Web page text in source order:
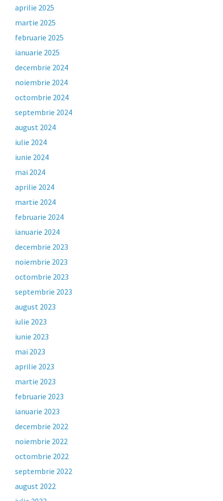
aprilie 2025
martie 2025
februarie 2025
ianuarie 2025
decembrie 2024
noiembrie 2024
octombrie 2024
septembrie 2024
august 2024
iulie 2024
iunie 2024
mai 2024
aprilie 2024
martie 2024
februarie 2024
ianuarie 2024
decembrie 2023
noiembrie 2023
octombrie 2023
septembrie 2023
august 2023
iulie 2023
iunie 2023
mai 2023
aprilie 2023
martie 2023
februarie 2023
ianuarie 2023
decembrie 2022
noiembrie 2022
octombrie 2022
septembrie 2022
august 2022